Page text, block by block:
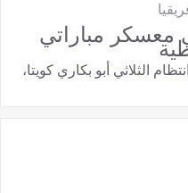
معسكر مباراتي
الثلاثي أبو بكاري كويتا،